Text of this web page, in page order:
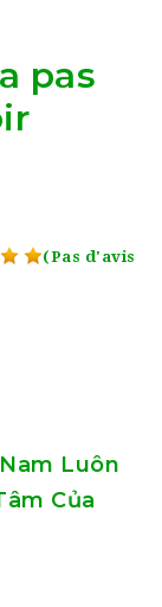
pas
(Pas d'avis
Luôn
Của